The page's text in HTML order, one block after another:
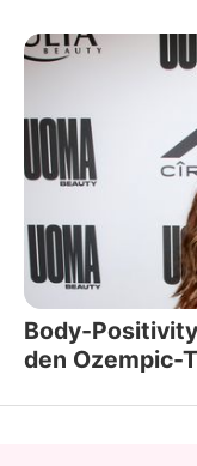
Body-
den Ozempic-